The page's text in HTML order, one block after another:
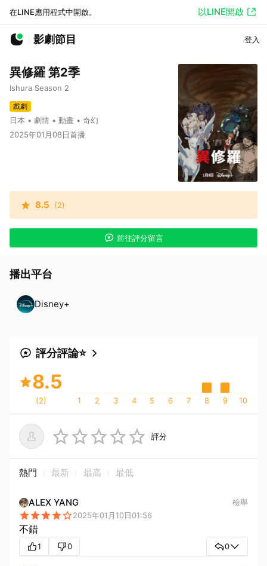
在LINE應用程式中開啟。 以LINE開啟
影劇節目 登入
異修羅 第2季
Ishura Season 2
戲劇
日本 • 劇情 • 動畫 • 奇幻
2025年01月08日首播
8.5 (2)
前往評分留言
播出平台
Disney+
評分評論⭐
8.5
(2) 1 2 3 4 5 6 7 8 9 10
評分
熱門 最新 最高 最低
ALEX YANG
2025年01月10日01:56
檢舉
不錯
1 0 0